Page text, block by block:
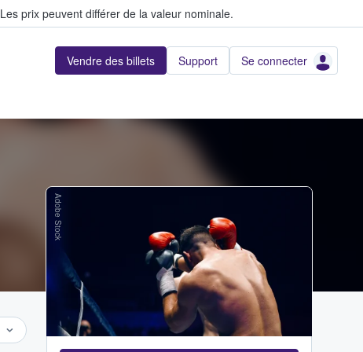
Les prix peuvent différer de la valeur nominale.
Vendre des billets Support Se connecter
Adobe Stock